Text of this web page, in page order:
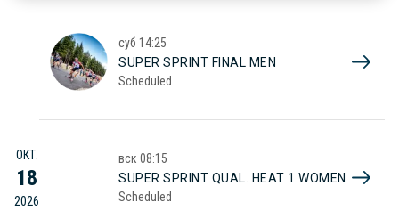
суб 14:25
SUPER SPRINT FINAL MEN
Scheduled
ОКТ.
18
2026
вск 08:15
SUPER SPRINT QUAL. HEAT 1 WOMEN
Scheduled